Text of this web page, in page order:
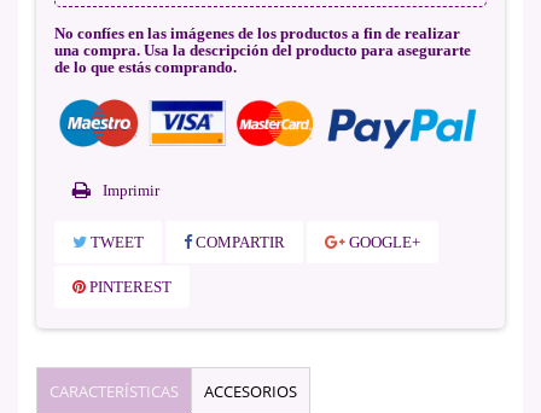
No confíes en las imágenes de los productos a fin de realizar
una compra. Usa la descripción del producto para asegurarte
de lo que estás comprando.
Imprimir
TWEET COMPARTIR GOOGLE+
PINTEREST
CARACTERÍSTICAS ACCESORIOS